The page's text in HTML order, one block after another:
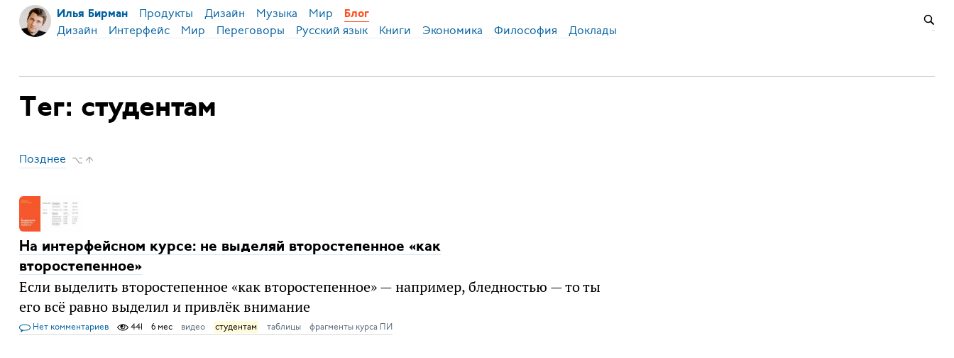
Илья Бирман Продукты Дизайн Музыка Мир Блог
Дизайн Интерфейс Мир Переговоры Русский язык Книги Экономика Философия Доклады
Тег: студентам
Позднее ⌥ ↑
На интерфейсном курсе: не выделяй второстепенное «как
второстепенное»
Если выделить второстепенное «как второстепенное» — например, бледностью — то ты
его всё равно выделил и привлёк внимание
Нет комментариев 441 6 мес видео студентам таблицы фрагменты курса ПИ